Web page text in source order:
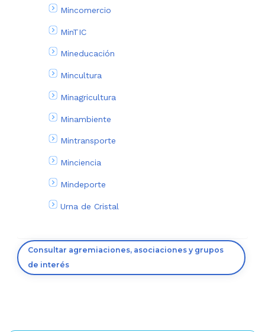
Mincomercio
MinTIC
Mineducación
Mincultura
Minagricultura
Minambiente
Mintransporte
Minciencia
Mindeporte
Urna de Cristal
Consultar agremiaciones, asociaciones y grupos
de interés